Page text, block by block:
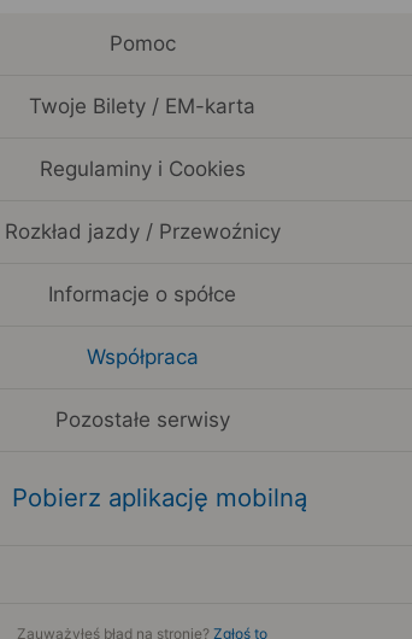
Pomoc
Twoje Bilety / EM-karta
Regulaminy i Cookies
Rozkład jazdy / Przewoźnicy
Informacje o spółce
Współpraca
Pozostałe serwisy
Pobierz aplikację mobilną
Zauważyłeś błąd na stronie? Zgłoś to